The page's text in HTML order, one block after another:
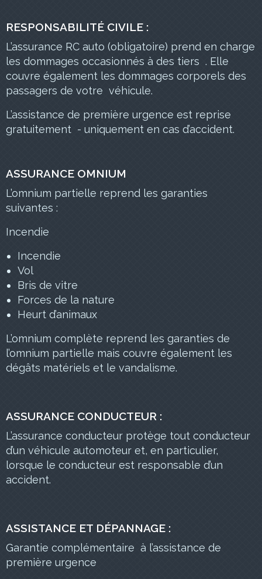
RESPONSABILITÉ CIVILE :
L’assurance RC auto (obligatoire) prend en charge
les dommages occasionnés à des tiers . Elle
couvre également les dommages corporels des
passagers de votre véhicule.
L’assistance de première urgence est reprise
gratuitement - uniquement en cas d’accident.
ASSURANCE OMNIUM
L’omnium partielle reprend les garanties
suivantes :
Incendie
Incendie
Vol
Bris de vitre
Forces de la nature
Heurt d’animaux
L’omnium complète reprend les garanties de
l’omnium partielle mais couvre également les
dégâts matériels et le vandalisme.
ASSURANCE CONDUCTEUR :
L’assurance conducteur protège tout conducteur
d’un véhicule automoteur et, en particulier,
lorsque le conducteur est responsable d’un
accident.
ASSISTANCE ET DÉPANNAGE :
Garantie complémentaire à l’assistance de
première urgence